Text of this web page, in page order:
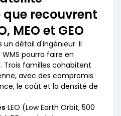
que recouvrent
MEO et GEO
un détail d'ingénieur. Il
pourra faire en
Trois familles cohabitent
avec des compromis
le coût et la densité de
LEO (Low Earth Orbit, 500